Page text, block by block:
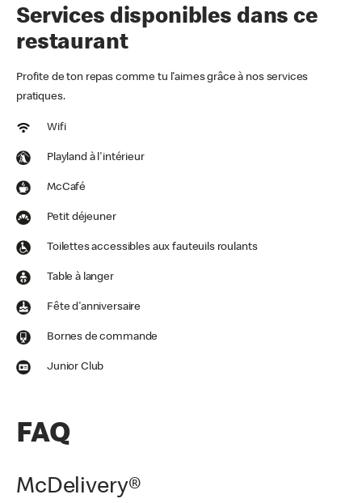
Services disponibles dans ce
restaurant
Profite de ton repas comme tu l'aimes grâce à nos services
pratiques.
Wifi
Playland à l'intérieur
McCafé
Petit déjeuner
Toilettes accessibles aux fauteuils roulants
Table à langer
Fête d'anniversaire
Bornes de commande
Junior Club
FAQ
McDelivery®